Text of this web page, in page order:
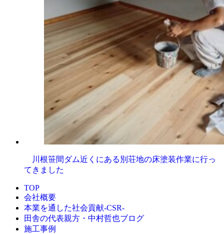
川根笹間ダム近くにある別荘地の床塗装作業に行っ
てきました
TOP
会社概要
本業を通した社会貢献-CSR-
田舎の代表親方・中村哲也ブログ
施工事例